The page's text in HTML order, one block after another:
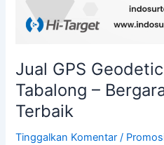
Jual GPS
Tabalong –
Terbaik
Tinggalkan Komentar /